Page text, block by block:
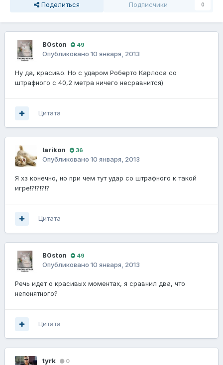
Поделиться Подписчики 0
B0ston 49
Опубликовано 10 января, 2013
Ну да, красиво. Но с ударом Роберто Карлоса со
штрафного с 40,2 метра ничего несравнится)
Цитата
larikon 36
Опубликовано 10 января, 2013
Я хз конечно, но при чем тут удар со штрафного к такой
игре!?!?!?!?
Цитата
B0ston 49
Опубликовано 10 января, 2013
Речь идет о красивых моментах, я сравнил два, что
непонятного?
Цитата
tyrk 0